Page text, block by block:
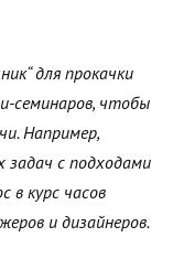
для прокачки
семинаров, чтобы
Например,
задач с подходами
в курс часов
и дизайнеров.